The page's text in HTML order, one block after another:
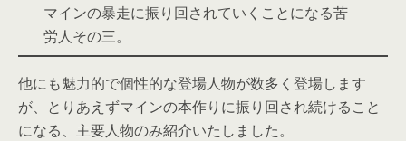
マインの暴走に振り回されていくことになる苦
労人その三。
他にも魅力的で個性的な登場人物が数多く登場します
が、とりあえずマインの本作りに振り回され続けること
になる、主要人物のみ紹介いたしました。